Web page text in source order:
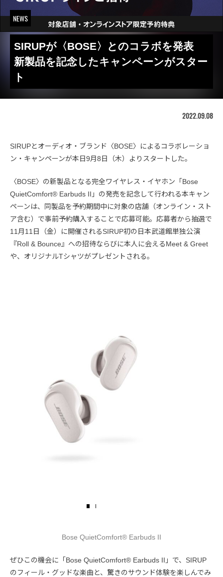
NEWS
SIRUPが〈BOSE〉とのコラボを発表
新製品を記念したキャンペーンがスター
ト
2022.09.08
SIRUPとオーディオ・ブランド〈BOSE〉によるコラボレーショ
ン・キャンペーンが本日9月8日（木）よりスタートした。
〈BOSE〉の新製品となる完全ワイヤレス・イヤホン「Bose
QuietComfort® Earbuds II」の発売を記念して行われる本キャン
ペーンは、同製品を予約期間中に対象の店舗（オンライン・スト
ア含む）で事前予約購入することで応募可能。応募者から抽選で
11月11日（金）に開催されるSIRUP初の日本武道館単独公演
『Roll & Bounce』への招待ならびに本人に会えるMeet & Greet
や、オリジナルTシャツがプレゼントされる。
Bose QuietComfort® Earbuds II
ぜひこの機会に「Bose QuietComfort® Earbuds II」で、SIRUP
のフィール・グッドな楽曲と、驚きのサウンド体験を楽しんでみ